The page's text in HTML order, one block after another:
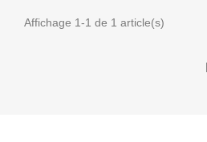
Affichage 1-1 de 1 article(s)